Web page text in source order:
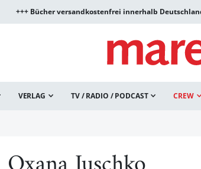
+++ Bücher versandkostenfrei innerhalb
VERLAG TV / RADIO / PODCAST CREW